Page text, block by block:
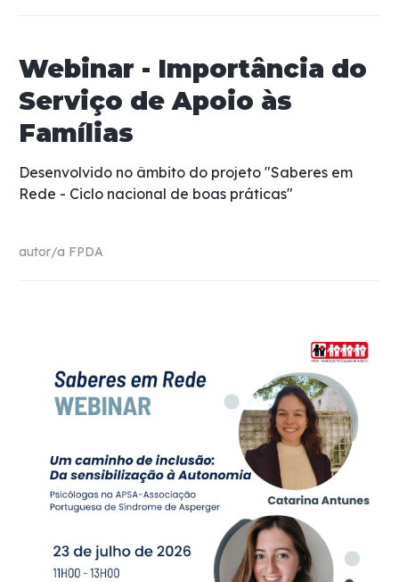
Webinar - Importância do
Serviço de Apoio às
Famílias
Desenvolvido no âmbito do projeto "Saberes em
Rede - Ciclo nacional de boas práticas"
autor/a FPDA